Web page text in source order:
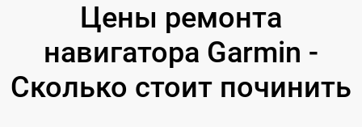
Цены ремонта
навигатора Garmin -
Сколько стоит починить